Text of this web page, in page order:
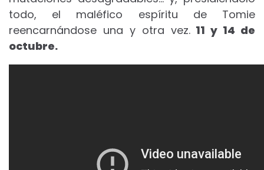
todo, el maléfico espíritu de Tomie
reencarnándose una y otra vez. 11 y 14 de
octubre.